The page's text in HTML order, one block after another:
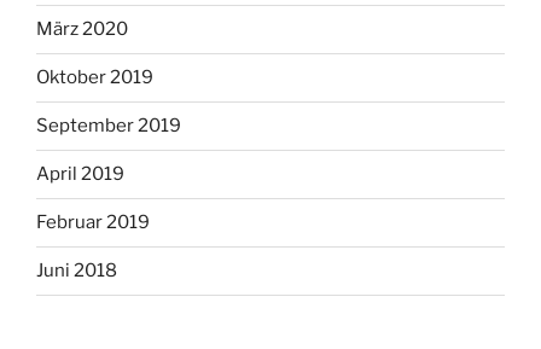
März 2020
Oktober 2019
September 2019
April 2019
Februar 2019
Juni 2018